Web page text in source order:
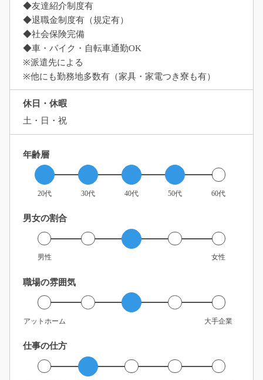
◆友達紹介制度有
◆退職金制度有（規定有）
◆社会保険完備
◆車・バイク・自転車通勤OK
※派遣先による
※他にも勤務地多数有（家具・家電つき寮も有）
休日・休暇
土・日・祝
年齢層
20代 30代 40代 50代 60代
男女の割合
男性 女性
職場の雰囲気
アットホーム 大手企業
仕事の仕方